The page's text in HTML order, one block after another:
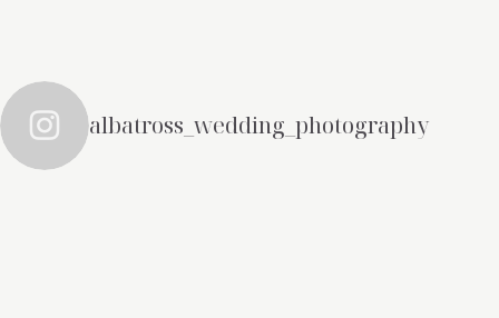
albatross_wedding_photography